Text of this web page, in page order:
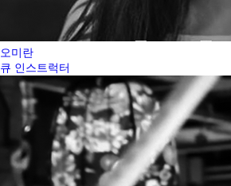
오미란
큐 인스트럭터